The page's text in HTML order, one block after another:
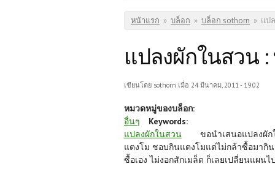
คุณอยู่ที่นี่
หน้าแรก » บล็อก » บล็อก sothorn » แป
แปลงผักในสวน
เขียนโดย sothorn เมื่อ 24 มีนาคม, 2011 - 19:02
หมวดหมู่ของบล็อก:
อื่นๆ
Keywords:
แปลงผักในสวน
ขอนำเสนอแปลงผัก
แตงโม ชอบกินแตงโมแต่ไม่กล้าซื้อมากิ
ซื้อเอง ไม่งอกสักเมล็ด ก็เลยเปลี่ยนแผน